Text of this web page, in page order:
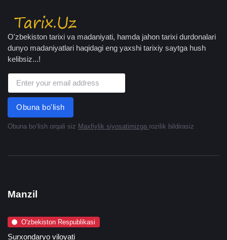
O'zbekiston tarixi va madaniyati, hamda jahon tarixi durdonalari
dunyo madaniyatlari haqidagi eng yaxshi tarixiy saytga hush
kelibsiz...!
Obuna bo'lish
Obuna boʻlish orqali siz Maxfiylik siyosatimizga rozilik bildirasiz
Manzil
O'zbekiston Respublikasi
Surxondaryo viloyati